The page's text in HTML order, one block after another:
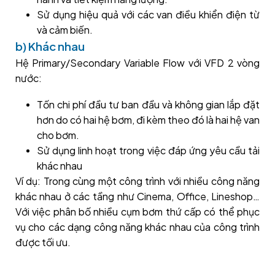
Sử dụng hiệu quả với các van điều khiển điện từ
và cảm biến.
b) Khác nhau
Hệ Primary/Secondary Variable Flow với VFD 2 vòng
nước:
Tốn chi phí đầu tư ban đầu và không gian lắp đặt
hơn do có hai hệ bơm, đi kèm theo đó là hai hệ van
cho bơm.
Sử dụng linh hoạt trong việc đáp ứng yêu cầu tải
khác nhau
Ví dụ: Trong cùng một công trình với nhiều công năng
khác nhau ở các tầng như Cinema, Office, Lineshop…
Với việc phân bố nhiều cụm bơm thứ cấp có thể phục
vụ cho các dạng công năng khác nhau của công trình
được tối ưu.